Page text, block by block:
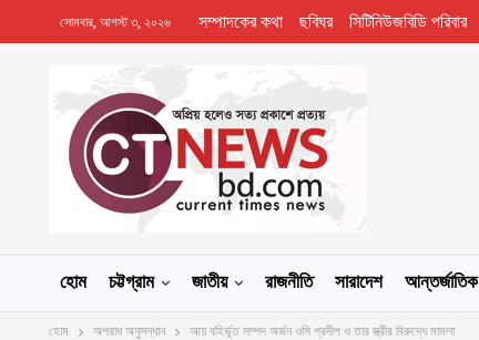
সোমবার, আগস্ট ৩, ২০২৬ সম্পাদকের কথা ছবিঘর সিটিনিউজবিডি পরিবার
হোম চট্টগ্রাম জাতীয় রাজনীতি সারাদেশ আন্তর্জাতিক
হোম অপরাধ অনুসন্ধান আয় বহির্ভুত সম্পদ অর্জন ওসি প্রদীপ ও তার স্ত্রীর বিরুদ্ধে মামলা